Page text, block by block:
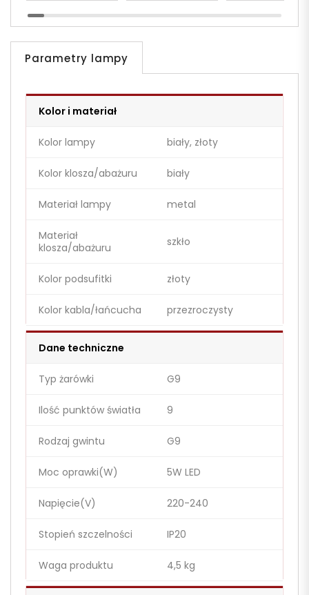
Parametry lampy
Kolor i materiał
Kolor lampy biały, złoty
Kolor klosza/abażuru biały
Materiał lampy metal
Materiał
klosza/abażuru
szkło
Kolor podsufitki złoty
Kolor kabla/łańcucha przezroczysty
Dane techniczne
Typ żarówki G9
Ilość punktów światła 9
Rodzaj gwintu G9
Moc oprawki(W) 5W LED
Napięcie(V) 220-240
Stopień szczelności IP20
Waga produktu 4,5 kg